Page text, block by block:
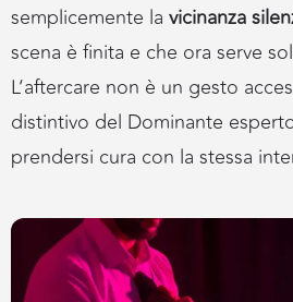
semplicemente la vicinanza
scena è finita e che ora serve
L’aftercare non è un gesto
distintivo del Dominante
prendersi cura con la stessa